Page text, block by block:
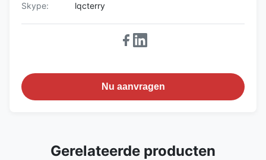
Skype:
lqcterry
Nu aanvragen
Gerelateerde producten